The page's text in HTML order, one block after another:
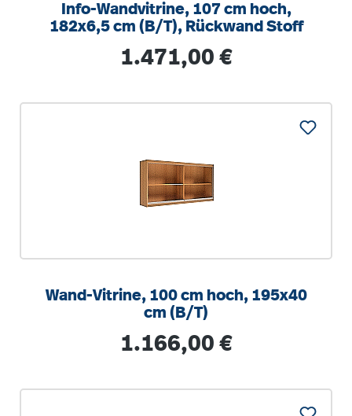
Info-Wandvitrine, 107 cm hoch,
182x6,5 cm (B/T), Rückwand Stoff
Regulärer Preis:
1.471,00 €
Wand-Vitrine, 100 cm hoch, 195x40
cm (B/T)
Regulärer Preis:
1.166,00 €